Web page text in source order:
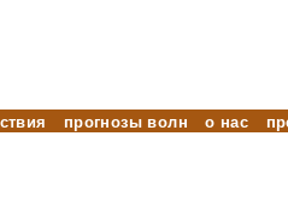
прогнозы волн о нас